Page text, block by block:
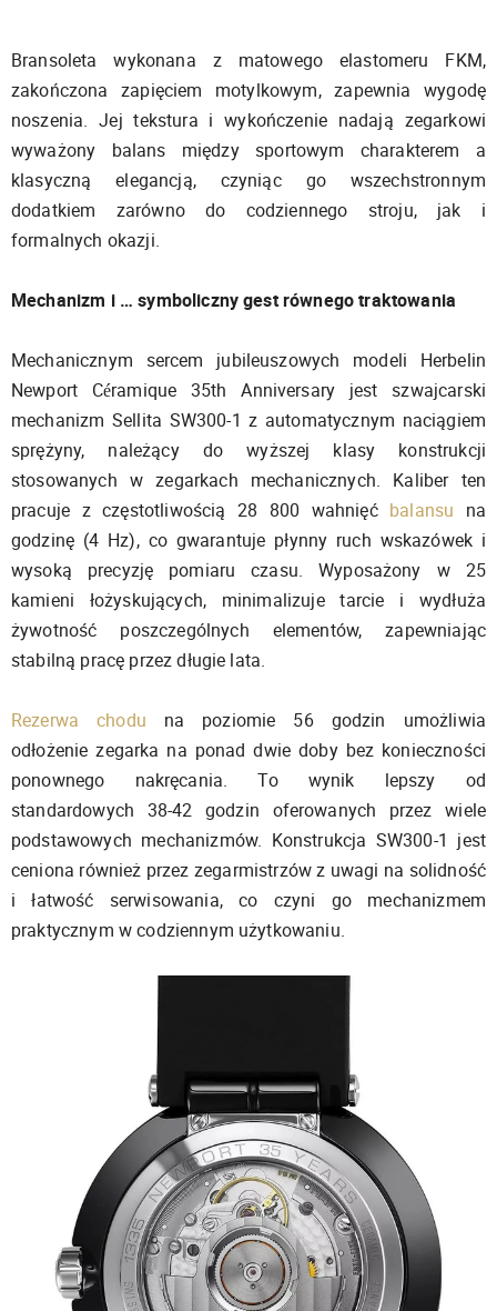
Bransoleta wykonana z matowego elastomeru FKM,
zakończona zapięciem motylkowym, zapewnia wygodę
noszenia. Jej tekstura i wykończenie nadają zegarkowi
wyważony balans między sportowym charakterem a
klasyczną elegancją, czyniąc go wszechstronnym
dodatkiem zarówno do codziennego stroju, jak i
formalnych okazji.
Mechanizm i … symboliczny gest równego traktowania
Mechanicznym sercem jubileuszowych modeli Herbelin
Newport Céramique 35th Anniversary jest szwajcarski
mechanizm Sellita SW300-1 z automatycznym naciągiem
sprężyny, należący do wyższej klasy konstrukcji
stosowanych w zegarkach mechanicznych. Kaliber ten
pracuje z częstotliwością 28 800 wahnięć balansu na
godzinę (4 Hz), co gwarantuje płynny ruch wskazówek i
wysoką precyzję pomiaru czasu. Wyposażony w 25
kamieni łożyskujących, minimalizuje tarcie i wydłuża
żywotność poszczególnych elementów, zapewniając
stabilną pracę przez długie lata.
Rezerwa chodu na poziomie 56 godzin umożliwia
odłożenie zegarka na ponad dwie doby bez konieczności
ponownego nakręcania. To wynik lepszy od
standardowych 38-42 godzin oferowanych przez wiele
podstawowych mechanizmów. Konstrukcja SW300-1 jest
ceniona również przez zegarmistrzów z uwagi na solidność
i łatwość serwisowania, co czyni go mechanizmem
praktycznym w codziennym użytkowaniu.